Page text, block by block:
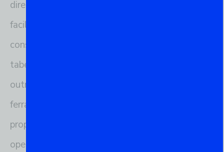
direta com o banco de dados PostgreSQL,
facilitando tarefas como a execução de
consultas SQL, a visualização de esquemas de
tabelas, e a administração de permissões e
outras configurações essenciais. Por ser uma
ferramenta de linha de comando, o psql
proporciona um controle granular sobre todas as
operações, tornando-a uma escolha favorita